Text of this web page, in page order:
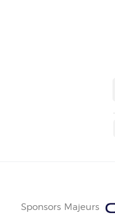
Sponsors Majeurs